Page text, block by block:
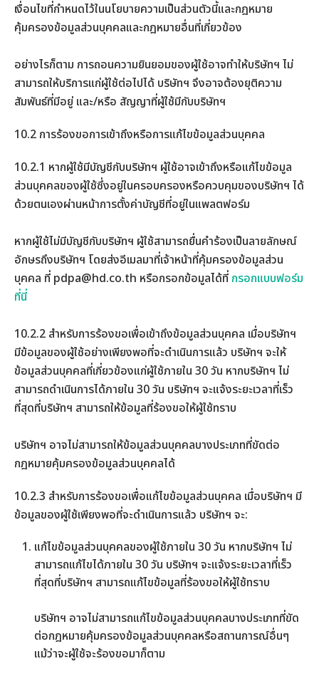
เงื่อนไขที่กำหนดไว้ในนโยบายความเป็นส่วนตัวนี้และกฎหมาย
คุ้มครองข้อมูลส่วนบุคคลและกฎหมายอื่นที่เกี่ยวข้อง
อย่างไรก็ตาม การถอนความยินยอมของผู้ใช้อาจทำให้บริษัทฯ ไม่
สามารถให้บริการแก่ผู้ใช้ต่อไปได้ บริษัทฯ จึงอาจต้องยุติความ
สัมพันธ์ที่มีอยู่ และ/หรือ สัญญาที่ผู้ใช้มีกับบริษัทฯ
10.2 การร้องขอการเข้าถึงหรือการแก้ไขข้อมูลส่วนบุคคล
10.2.1 หากผู้ใช้มีบัญชีกับบริษัทฯ ผู้ใช้อาจเข้าถึงหรือแก้ไขข้อมูล
ส่วนบุคคลของผู้ใช้ซึ่งอยู่ในครอบครองหรือควบคุมของบริษัทฯ ได้
ด้วยตนเองผ่านหน้าการตั้งค่าบัญชีที่อยู่ในแพลตฟอร์ม
หากผู้ใช้ไม่มีบัญชีกับบริษัทฯ ผู้ใช้สามารถยื่นคำร้องเป็นลายลักษณ์
อักษรถึงบริษัทฯ โดยส่งอีเมลมาที่เจ้าหน้าที่คุ้มครองข้อมูลส่วน
บุคคล ที่ pdpa@hd.co.th หรือกรอกข้อมูลได้ที่ กรอกแบบฟอร์ม
ที่นี่
10.2.2 สำหรับการร้องขอเพื่อเข้าถึงข้อมูลส่วนบุคคล เมื่อบริษัทฯ
มีข้อมูลของผู้ใช้อย่างเพียงพอที่จะดำเนินการแล้ว บริษัทฯ จะให้
ข้อมูลส่วนบุคคลที่เกี่ยวข้องแก่ผู้ใช้ภายใน 30 วัน หากบริษัทฯ ไม่
สามารถดำเนินการได้ภายใน 30 วัน บริษัทฯ จะแจ้งระยะเวลาที่เร็ว
ที่สุดที่บริษัทฯ สามารถให้ข้อมูลที่ร้องขอให้ผู้ใช้ทราบ
บริษัทฯ อาจไม่สามารถให้ข้อมูลส่วนบุคคลบางประเภทที่ขัดต่อ
กฎหมายคุ้มครองข้อมูลส่วนบุคคลได้
10.2.3 สำหรับการร้องขอเพื่อแก้ไขข้อมูลส่วนบุคคล เมื่อบริษัทฯ มี
ข้อมูลของผู้ใช้เพียงพอที่จะดำเนินการแล้ว บริษัทฯ จะ:
แก้ไขข้อมูลส่วนบุคคลของผู้ใช้ภายใน 30 วัน หากบริษัทฯ ไม่
สามารถแก้ไขได้ภายใน 30 วัน บริษัทฯ จะแจ้งระยะเวลาที่เร็ว
ที่สุดที่บริษัทฯ สามารถแก้ไขข้อมูลที่ร้องขอให้ผู้ใช้ทราบ
บริษัทฯ อาจไม่สามารถแก้ไขข้อมูลส่วนบุคคลบางประเภทที่ขัด
ต่อกฎหมายคุ้มครองข้อมูลส่วนบุคคลหรือสถานการณ์อื่นๆ
แม้ว่าจะผู้ใช้จะร้องขอมาก็ตาม